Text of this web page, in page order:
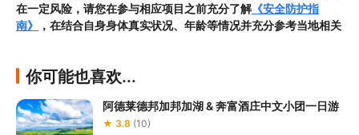
在一定风险，请您在参与相应项目之前充分了解《安全防护指
南》
，在结合自身身体真实状况、年龄等情况并充分参考当地相关
患者及严重恐高、体质较弱的游客参加本产品内包含的项目，
给旅行社造成损失的，还需对旅行社进行全额赔偿；
4.因本产品内可能包含多个旅游项目，请您在
你可能也喜欢...
阿德莱德邦加邦加湖 & 奔富酒庄中文小团一日游
★ 3.8 (10)